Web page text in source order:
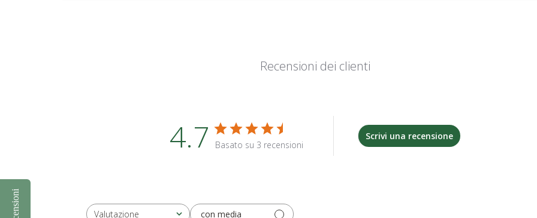
Recensioni dei clienti
4.7 Basato su 3 recensioni
Scrivi una recensione
Valutazione con media
Recensioni